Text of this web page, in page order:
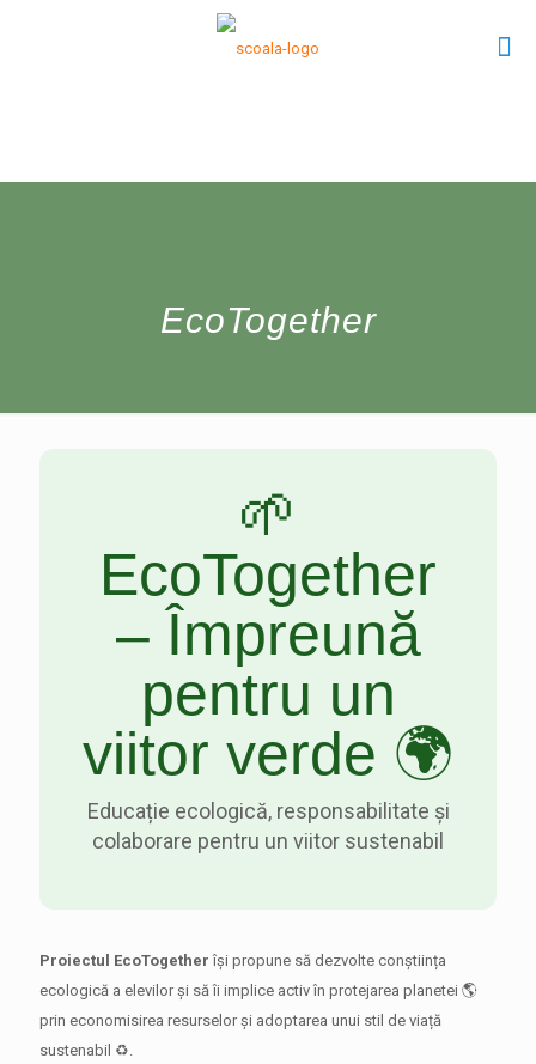
EcoTogether
🌱
EcoTogether
– Împreună
pentru un
viitor verde 🌍
Educație ecologică, responsabilitate și
colaborare pentru un viitor sustenabil
Proiectul EcoTogether își propune să dezvolte conștiința
ecologică a elevilor și să îi implice activ în protejarea planetei 🌎
prin economisirea resurselor și adoptarea unui stil de viață
sustenabil ♻️.